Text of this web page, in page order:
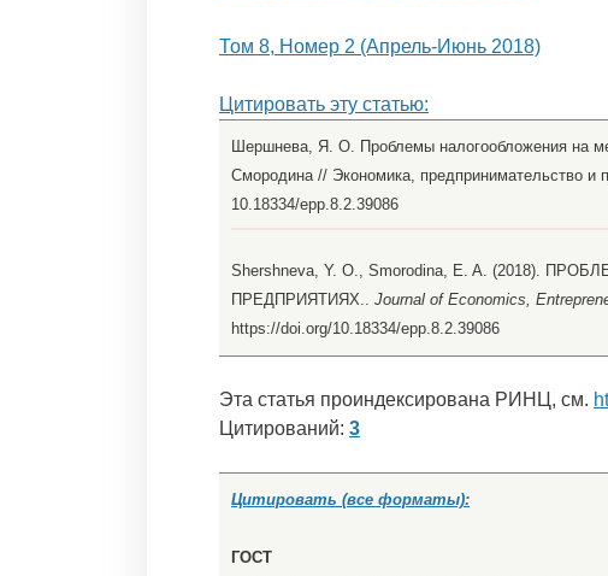
Том 8, Номер 2 (Апрель-Июнь 2018)
Цитировать эту статью:
Шершнева, Я. О. Проблемы налогообложения на
Смородина // Экономика, предпринимательство
10.18334/epp.8.2.39086
Shershneva, Y. O., Smorodina, E. A. (2018).
ПРЕДПРИЯТИЯХ.. Journal of Economics,
https://doi.org/10.18334/epp.8.2.39086
Эта статья проиндексирована РИНЦ, см.
Цитирований: 3
Цитировать (все форматы):
ГОСТ